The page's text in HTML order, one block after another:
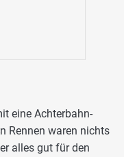
eine Achterbahn-
Rennen waren nichts
alles gut für den